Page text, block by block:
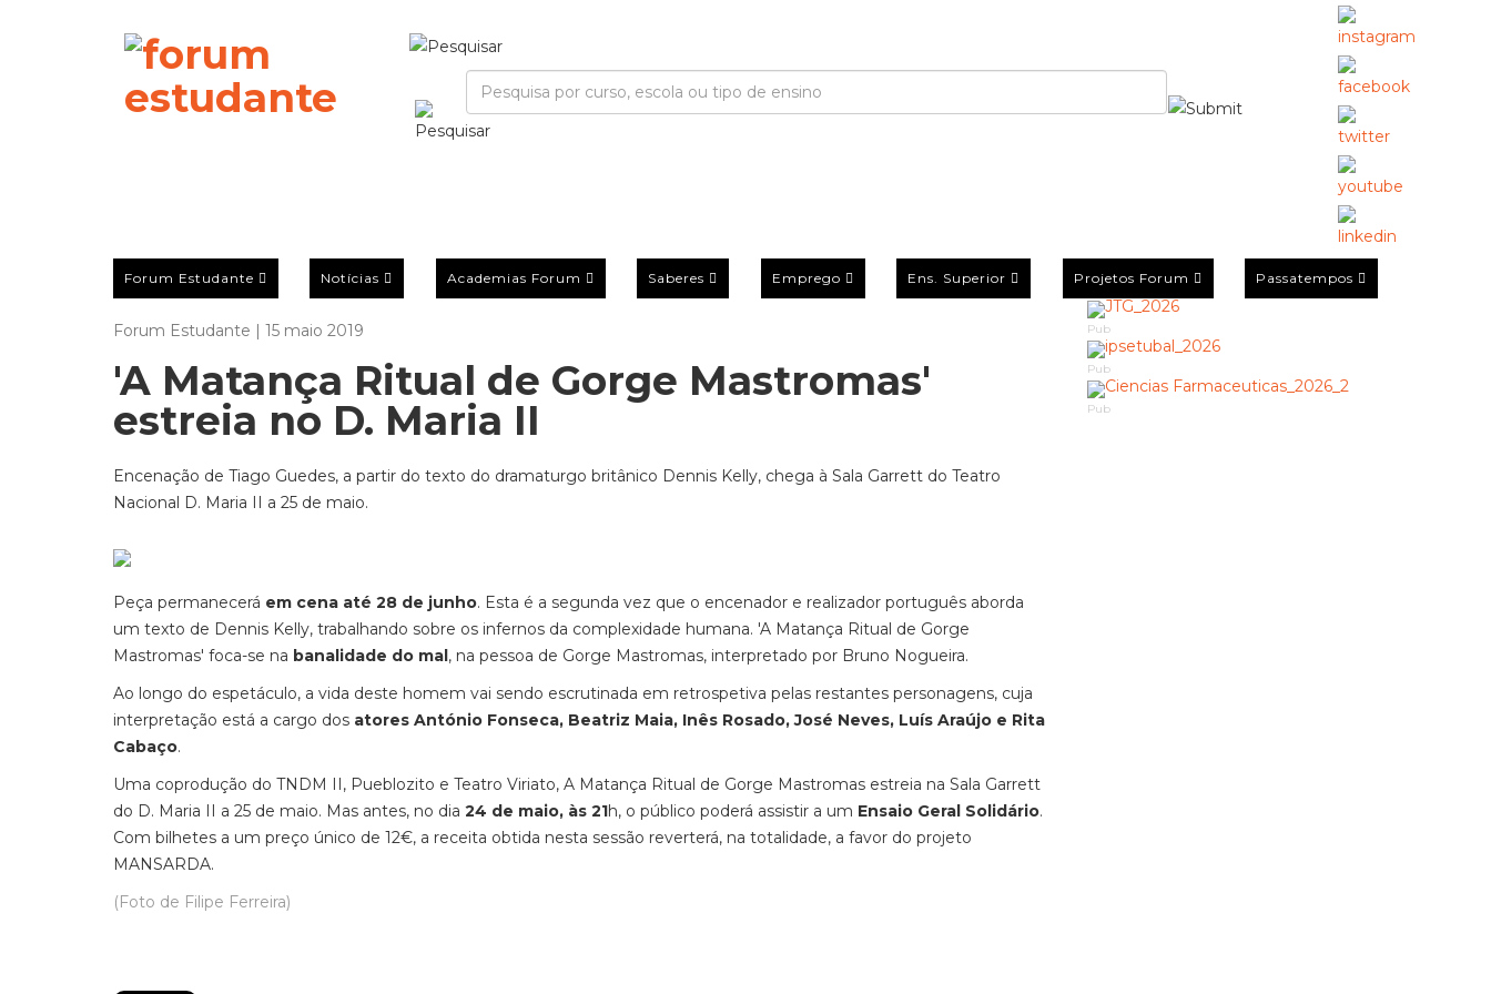
Forum Estudante Notícias Academias Forum Saberes Emprego Ens. Superior Projetos Forum Passatempos
Forum Estudante | 15 maio 2019
'A Matança Ritual de Gorge Mastromas'
estreia no D. Maria II
Encenação de Tiago Guedes, a partir do texto do dramaturgo britânico Dennis Kelly, chega à Sala Garrett do Teatro
Nacional D. Maria II a 25 de maio.
Peça permanecerá em cena até 28 de junho. Esta é a segunda vez que o encenador e realizador português aborda
um texto de Dennis Kelly, trabalhando sobre os infernos da complexidade humana. 'A Matança Ritual de Gorge
Mastromas' foca-se na banalidade do mal, na pessoa de Gorge Mastromas, interpretado por Bruno Nogueira.
Ao longo do espetáculo, a vida deste homem vai sendo escrutinada em retrospetiva pelas restantes personagens, cuja
interpretação está a cargo dos atores António Fonseca, Beatriz Maia, Inês Rosado, José Neves, Luís Araújo e Rita
Cabaço.
Uma coprodução do TNDM II, Pueblozito e Teatro Viriato, A Matança Ritual de Gorge Mastromas estreia na Sala Garrett
do D. Maria II a 25 de maio. Mas antes, no dia 24 de maio, às 21h, o público poderá assistir a um Ensaio Geral Solidário.
Com bilhetes a um preço único de 12€, a receita obtida nesta sessão reverterá, na totalidade, a favor do projeto
MANSARDA.
(Foto de Filipe Ferreira)
Pub
Pub
Pub